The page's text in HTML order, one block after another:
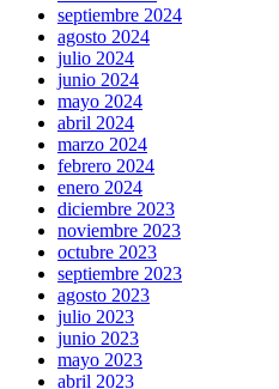
septiembre 2024
agosto 2024
julio 2024
junio 2024
mayo 2024
abril 2024
marzo 2024
febrero 2024
enero 2024
diciembre 2023
noviembre 2023
octubre 2023
septiembre 2023
agosto 2023
julio 2023
junio 2023
mayo 2023
abril 2023